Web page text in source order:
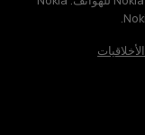
الأخلاقيات